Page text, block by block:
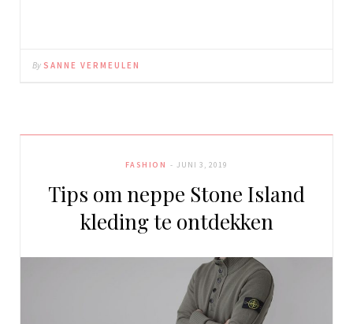
By SANNE VERMEULEN
FASHION JUNI 3, 2019
Tips om neppe Stone Island
kleding te ontdekken